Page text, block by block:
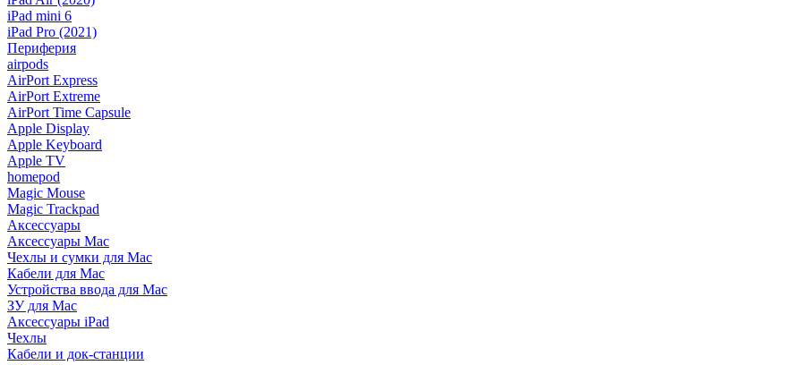
iPad mini 6
iPad Pro (2021)
Периферия
airpods
AirPort Express
AirPort Extreme
AirPort Time Capsule
Apple Display
Apple Keyboard
Apple TV
homepod
Magic Mouse
Magic Trackpad
Аксессуары
Аксессуары Mac
Чехлы и сумки для Mac
Кабели для Mac
Устройства ввода для Mac
ЗУ для Mac
Аксессуары iPad
Чехлы
Кабели и док-станции